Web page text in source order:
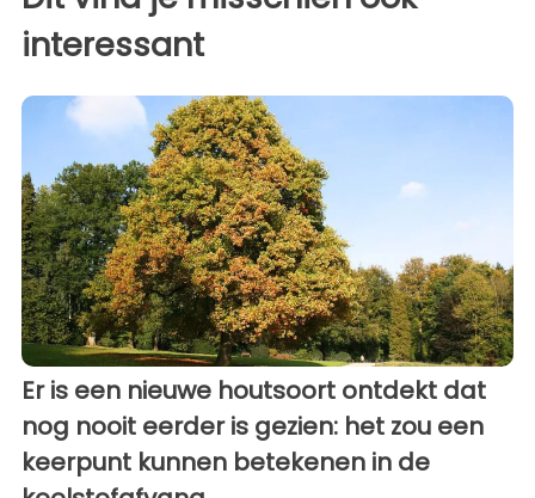
interessant
Er is een nieuwe houtsoort ontdekt dat
nog nooit eerder is gezien: het zou een
keerpunt kunnen betekenen in de